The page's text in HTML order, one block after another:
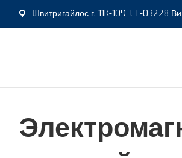
Швитригайлос г. 11K-109, LT-03228